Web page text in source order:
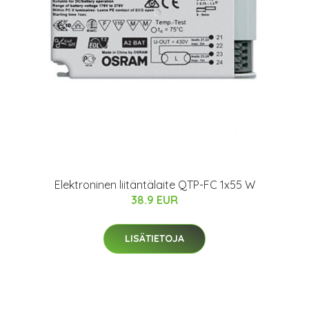
Elektroninen liitäntälaite QTP-FC 1x55 W
38.9 EUR
LISÄTIETOJA